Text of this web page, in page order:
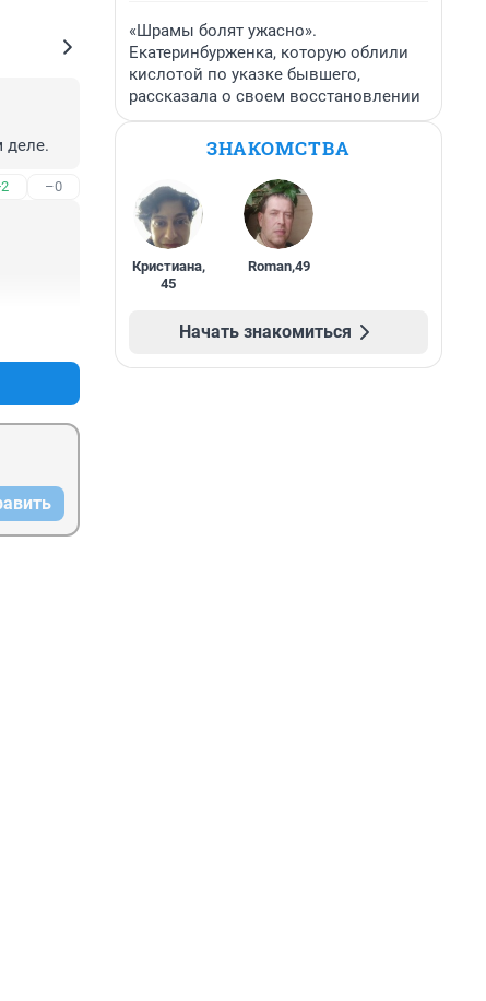
деле.
–0
«Шрамы болят ужасно».
Екатеринбурженка, которую облили
кислотой по указке бывшего,
рассказала о своем восстановлении
ЗНАКОМСТВА
Кристиана,
45
Roman,49
Начать знакомиться